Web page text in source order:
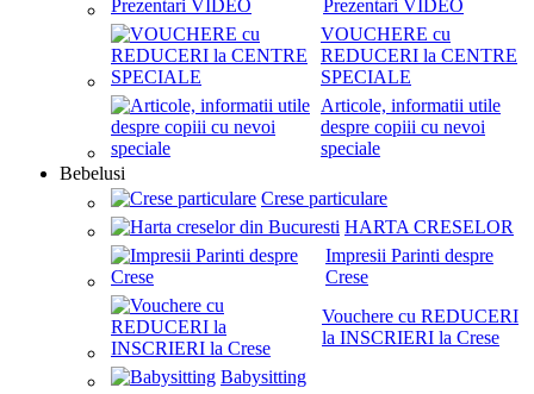
Prezentari VIDEO
VOUCHERE cu
REDUCERI la CENTRE
SPECIALE
Articole, informatii utile
despre copiii cu nevoi
speciale
Bebelusi
Crese particulare
HARTA CRESELOR
Impresii Parinti despre
Crese
Vouchere cu REDUCERI
la INSCRIERI la Crese
Babysitting